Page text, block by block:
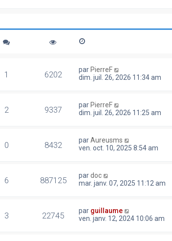
1 6202 par PierreF
dim. juil. 26, 2026 11:34 am
2 9337 par PierreF
dim. juil. 26, 2026 11:25 am
0 8432 parAureusms
ven. oct. 10, 2025 8:54 am
6 887125 pardoc
mar. janv. 07, 2025 11:12 am
3 22745 par guillaume
ven. janv. 12, 2024 10:06 am